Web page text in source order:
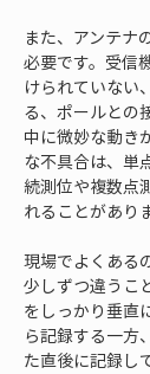
また、アンテナ
必要です。受信
けられていない
る、ポールとの
中に微妙な動き
な不具合は、単
続測位や複数点
れることがあり
現場でよくある
少しずつ違うこ
をしっかり垂直
ら記録する一方
た直後に記録し